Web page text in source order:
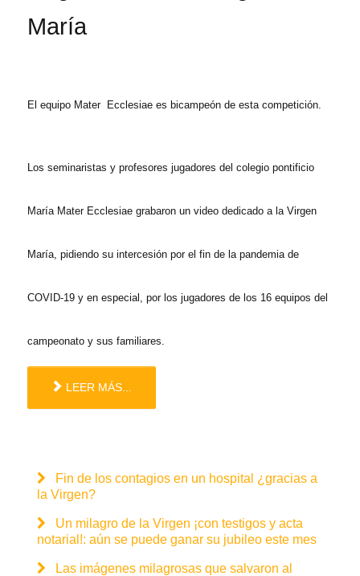
María
El equipo Mater Ecclesiae es bicampeón de esta competición.
Los seminaristas y profesores jugadores del colegio pontificio
María Mater Ecclesiae grabaron un video dedicado a la Virgen
María, pidiendo su intercesión por el fin de la pandemia de
COVID-19 y en especial, por los jugadores de los 16 equipos del
campeonato y sus familiares.
LEER MÁS...
Fin de los contagios en un hospital ¿gracias a
la Virgen?
Un milagro de la Virgen ¡con testigos y acta
notarial!: aún se puede ganar su jubileo este mes
Las imágenes milagrosas que salvaron al